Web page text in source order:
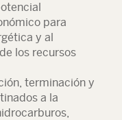
para
y al
los recursos
terminación y
a la